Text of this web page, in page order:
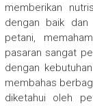
memberikan
dengan baik dan
petani,
pasaran sangat
dengan
membahas
diketahui oleh